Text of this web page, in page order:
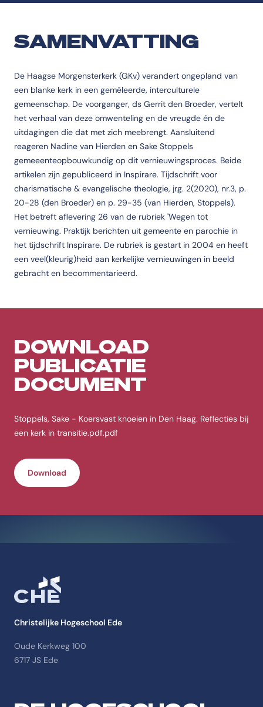
SAMENVATTING
De Haagse Morgensterkerk (GKv) verandert ongepland van
een blanke kerk in een gemêleerde, interculturele
gemeenschap. De voorganger, ds Gerrit den Broeder, vertelt
het verhaal van deze omwenteling en de vreugde én de
uitdagingen die dat met zich meebrengt. Aansluitend
reageren Nadine van Hierden en Sake Stoppels
gemeeenteopbouwkundig op dit vernieuwingsproces. Beide
artikelen zijn gepubliceerd in Inspirare. Tijdschrift voor
charismatische & evangelische theologie, jrg. 2(2020), nr.3, p.
20-28 (den Broeder) en p. 29-35 (van Hierden, Stoppels).
Het betreft aflevering 26 van de rubriek 'Wegen tot
vernieuwing. Praktijk berichten uit gemeente en parochie in
het tijdschrift Inspirare. De rubriek is gestart in 2004 en heeft
een veel(kleurig)heid aan kerkelijke vernieuwingen in beeld
gebracht en becommentarieerd.
DOWNLOAD
PUBLICATIE
DOCUMENT
Stoppels, Sake - Koersvast knoeien in Den Haag. Reflecties bij
een kerk in transitie.pdf.pdf
Download
Christelijke Hogeschool Ede
Oude Kerkweg 100
6717 JS Ede